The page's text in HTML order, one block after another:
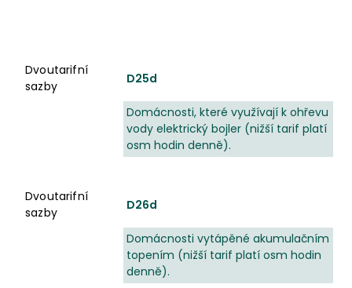
Dvoutarifní
sazby
D25d
Domácnosti, které využívají k ohřevu
vody elektrický bojler (nižší tarif platí
osm hodin denně).
Dvoutarifní
sazby
D26d
Domácnosti vytápěné akumulačním
topením (nižší tarif platí osm hodin
denně).